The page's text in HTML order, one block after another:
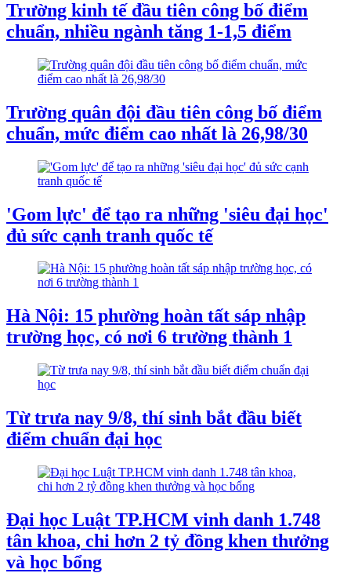
Trường kinh tế đầu tiên công bố điểm
chuẩn, nhiều ngành tăng 1-1,5 điểm
Trường quân đội đầu tiên công bố điểm
chuẩn, mức điểm cao nhất là 26,98/30
'Gom lực' để tạo ra những 'siêu đại học'
đủ sức cạnh tranh quốc tế
Hà Nội: 15 phường hoàn tất sáp nhập
trường học, có nơi 6 trường thành 1
Từ trưa nay 9/8, thí sinh bắt đầu biết
điểm chuẩn đại học
Đại học Luật TP.HCM vinh danh 1.748
tân khoa, chi hơn 2 tỷ đồng khen thưởng
và học bổng